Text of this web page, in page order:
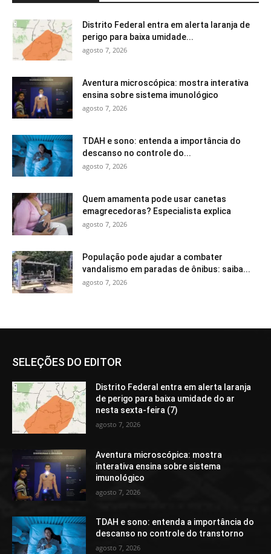
Distrito Federal entra em alerta laranja de
perigo para baixa umidade...
agosto 7, 2026
Aventura microscópica: mostra interativa
ensina sobre sistema imunológico
agosto 7, 2026
TDAH e sono: entenda a importância do
descanso no controle do...
agosto 7, 2026
Quem amamenta pode usar canetas
emagrecedoras? Especialista explica
agosto 7, 2026
População pode ajudar a combater
vandalismo em paradas de ônibus: saiba...
agosto 7, 2026
SELEÇÕES DO EDITOR
Distrito Federal entra em alerta laranja
de perigo para baixa umidade do ar
nesta sexta-feira (7)
agosto 7, 2026
Aventura microscópica: mostra
interativa ensina sobre sistema
imunológico
agosto 7, 2026
TDAH e sono: entenda a importância do
descanso no controle do transtorno
agosto 7, 2026